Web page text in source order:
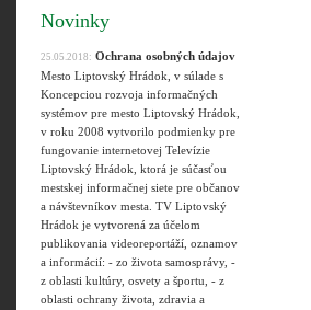
Novinky
25.05.2018: Ochrana osobných údajov
Mesto Liptovský Hrádok, v súlade s
Koncepciou rozvoja informačných
systémov pre mesto Liptovský Hrádok,
v roku 2008 vytvorilo podmienky pre
fungovanie internetovej Televízie
Liptovský Hrádok, ktorá je súčasťou
mestskej informačnej siete pre občanov
a návštevníkov mesta. TV Liptovský
Hrádok je vytvorená za účelom
publikovania videoreportáží, oznamov
a informácií: - zo života samosprávy, -
z oblasti kultúry, osvety a športu, - z
oblasti ochrany života, zdravia a